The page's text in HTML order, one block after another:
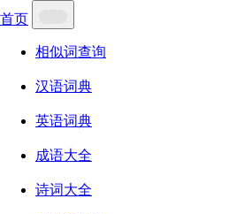
首页
相似词查询
汉语词典
英语词典
成语大全
诗词大全